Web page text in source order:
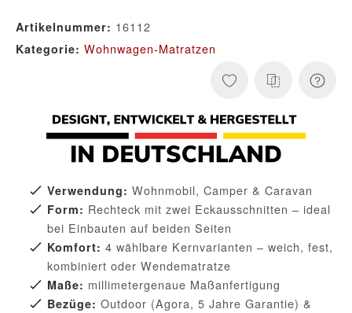
Artikelnummer: 16112
Kategorie: Wohnwagen-Matratzen
Verwendung: Wohnmobil, Camper & Caravan
Form: Rechteck mit zwei Eckausschnitten – ideal
bei Einbauten auf beiden Seiten
Komfort: 4 wählbare Kernvarianten – weich, fest,
kombiniert oder Wendematratze
Maße: millimetergenaue Maßanfertigung
Bezüge: Outdoor (Agora, 5 Jahre Garantie) &